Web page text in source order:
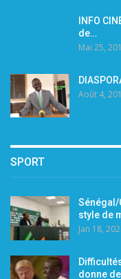
INFO
de…
Mai 25,
Août 4,
SPORT
Sénégal/
style de
Jan 18,
donne